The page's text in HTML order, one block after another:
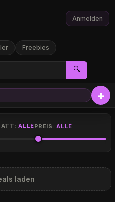
Freebies
🔍
Anmelden
ALLEPREIS:ALLE
laden